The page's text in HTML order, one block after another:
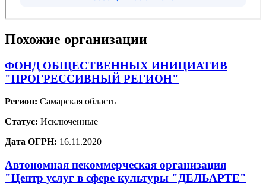
Похожие организации
ФОНД ОБЩЕСТВЕННЫХ ИНИЦИАТИВ
"ПРОГРЕССИВНЫЙ РЕГИОН"
Регион: Самарская область
Статус: Исключенные
Дата ОГРН: 16.11.2020
Автономная некоммерческая организация
"Центр услуг в сфере культуры "ДЕЛЬАРТЕ"